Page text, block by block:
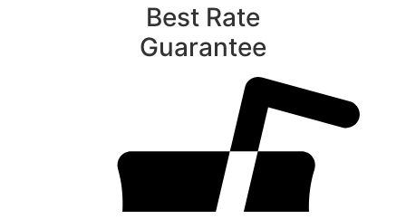
Best Rate
Guarantee